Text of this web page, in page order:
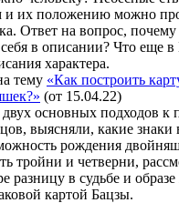
их положению можно
Ответ на вопрос,
себя в описании? Что еще в
характера.
тему «Как построить
(от 15.04.22)
двух основных подходов к
выясняли, какие знаки
рождения
тройни и четверни,
разницу в судьбе и
картой Бацзы.